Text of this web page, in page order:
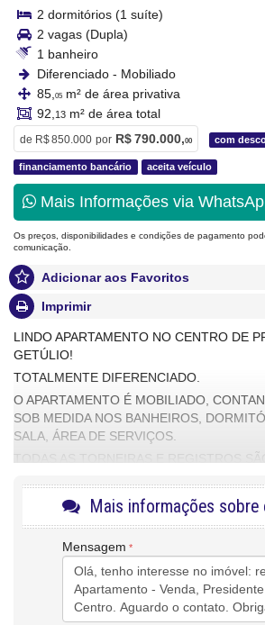
2 dormitórios (1 suíte)
2 vagas (Dupla)
1 banheiro
Diferenciado - Mobiliado
85, 05 m² de área privativa
92, 13 m² de área total
de R$ 850.000 por R$ 790.000,00 com
financiamento bancário aceita veículo
Mais Informações via
Os preços, disponibilidades e condições de pagamento
comunicação.
Adicionar aos Favoritos
Imprimir
LINDO APARTAMENTO NO CENTRO DE
GETÚLIO!
TOTALMENTE DIFERENCIADO.
O APARTAMENTO É MOBILIADO,
SOB MEDIDA NOS BANHEIROS,
SALA, ÁREA DE SERVIÇOS.
TODAS AS TORNEIRAS E REGISTROS
O APARTAMENTO POSSUI
ENERGIA ELÉTRICA.
O ACABAMENTO DO APARTAMENTO É
REBAIXO DE GESSO COM ILUMINAÇÃO
CADA AMBIENTE.
Mais informações sobre
Mensagem